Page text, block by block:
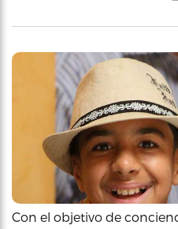
Con el objetivo de